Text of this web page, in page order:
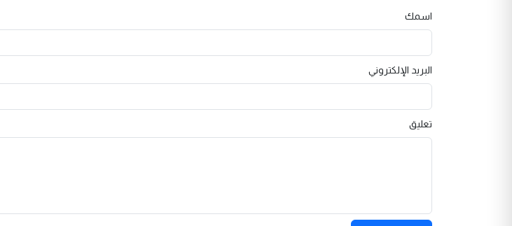
اسمك
البريد الإلكتروني
تعليق